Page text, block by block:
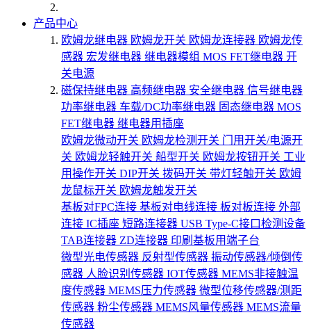
产品中心
欧姆龙继电器 欧姆龙开关 欧姆龙连接器 欧姆龙传
感器 宏发继电器 继电器模组 MOS FET继电器 开
关电源
磁保持继电器 高频继电器 安全继电器 信号继电器
功率继电器 车载/DC功率继电器 固态继电器 MOS
FET继电器 继电器用插座
欧姆龙微动开关 欧姆龙检测开关 门用开关/电源开
关 欧姆龙轻触开关 船型开关 欧姆龙按钮开关 工业
用操作开关 DIP开关 拨码开关 带灯轻触开关 欧姆
龙鼠标开关 欧姆龙触发开关
基板对FPC连接 基板对电线连接 板对板连接 外部
连接 IC插座 短路连接器 USB Type-C接口检测设备
TAB连接器 ZD连接器 印刷基板用端子台
微型光电传感器 反射型传感器 振动传感器/倾倒传
感器 人脸识别传感器 IOT传感器 MEMS非接触温
度传感器 MEMS压力传感器 微型位移传感器/测距
传感器 粉尘传感器 MEMS风量传感器 MEMS流量
传感器